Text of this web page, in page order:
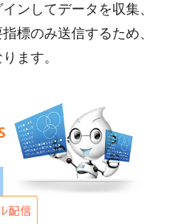
ンしてデータを収集、
標のみ送信するため、
ます。